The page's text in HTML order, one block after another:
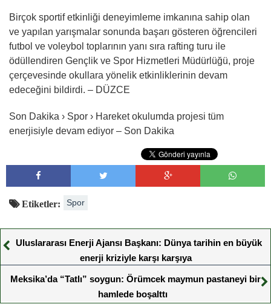
Birçok sportif etkinliği deneyimleme imkanına sahip olan
ve yapılan yarışmalar sonunda başarı gösteren öğrencileri
futbol ve voleybol toplarının yanı sıra rafting turu ile
ödüllendiren Gençlik ve Spor Hizmetleri Müdürlüğü, proje
çerçevesinde okullara yönelik etkinliklerinin devam
edeceğini bildirdi. – DÜZCE
Son Dakika › Spor › Hareket okulumda projesi tüm
enerjisiyle devam ediyor – Son Dakika
Etiketler: Spor
Uluslararası Enerji Ajansı Başkanı: Dünya tarihin en büyük
enerji kriziyle karşı karşıya
Meksika’da “Tatlı” soygun: Örümcek maymun pastaneyi bir
hamlede boşalttı